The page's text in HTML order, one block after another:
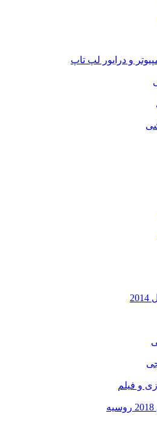
و درایور لپ تاپ
و فیلم